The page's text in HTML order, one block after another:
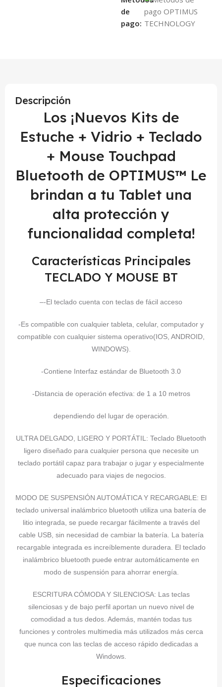
de
pago:
Descripción
Los ¡Nuevos Kits de
Estuche + Vidrio + Teclado
+ Mouse Touchpad
Bluetooth de OPTIMUS™ Le
brindan a tu Tablet una
alta protección y
funcionalidad completa!
Características Principales
TECLADO Y MOUSE BT
–-El teclado cuenta con teclas de fácil acceso
-Es compatible con cualquier tableta, celular, computador y
compatible con cualquier sistema operativo(IOS, ANDROID,
WINDOWS).
-Contiene Interfaz estándar de Bluetooth 3.0
-Distancia de operación efectiva: de 1 a 10 metros
dependiendo del lugar de operación.
ULTRA DELGADO, LIGERO Y PORTÁTIL: Teclado Bluetooth
ligero diseñado para cualquier persona que necesite un
teclado portátil capaz para trabajar o jugar y especialmente
adecuado para viajes de negocios.
MODO DE SUSPENSIÓN AUTOMÁTICA Y RECARGABLE: El
teclado universal inalámbrico bluetooth utiliza una batería de
litio integrada, se puede recargar fácilmente a través del
cable USB, sin necesidad de cambiar la batería. La batería
recargable integrada es increíblemente duradera. El teclado
inalámbrico bluetooth puede entrar automáticamente en
modo de suspensión para ahorrar energía.
ESCRITURA CÓMODA Y SILENCIOSA: Las teclas
silenciosas y de bajo perfil aportan un nuevo nivel de
comodidad a tus dedos. Además, mantén todas tus
funciones y controles multimedia más utilizados más cerca
que nunca con las teclas de acceso rápido dedicadas a
Windows.
Especificaciones